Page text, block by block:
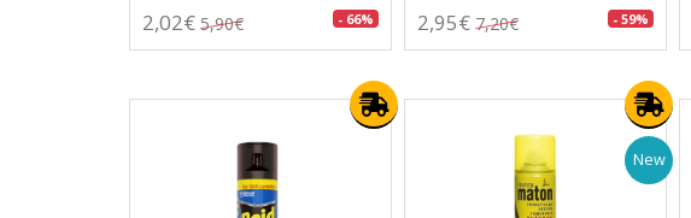
2,02€ 5,90€ - 66% 2,95€ 7,20€ - 59%
New